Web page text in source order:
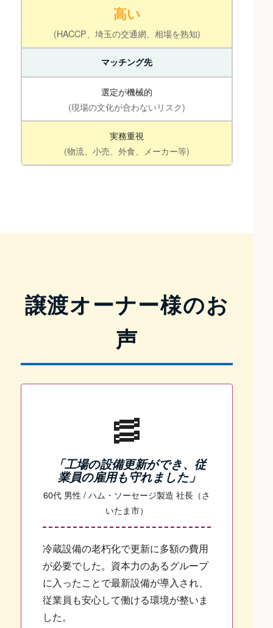
高い
(HACCP、埼玉の交通網、相場を熟知)
マッチング先
選定が機械的
(現場の文化が合わないリスク)
実務重視
(物流、小売、外食、メーカー等)
譲渡オーナー様のお
声
🥓
「工場の設備更新ができ、従
業員の雇用も守れました」
60代 男性 / ハム・ソーセージ製造 社長（さ
いたま市）
冷蔵設備の老朽化で更新に多額の費用
が必要でした。資本力のあるグループ
に入ったことで最新設備が導入され、
従業員も安心して働ける環境が整いま
した。